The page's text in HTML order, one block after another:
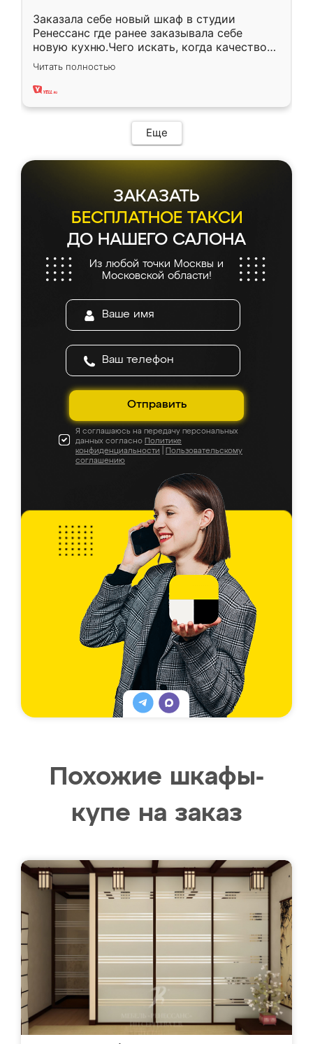
Заказала себе новый шкаф в студии
Ренессанс где ранее заказывала себе
новую кухню.Чего искать, когда качеством
вполне довольна. Служит кухня уже почти
два года, нареканий нет.
Читать полностью
Еще
ЗАКАЗАТЬ
БЕСПЛАТНОЕ ТАКСИ
ДО НАШЕГО САЛОНА
Из любой точки Москвы и
Московской области!
Отправить
Я соглашаюсь на передачу персональных
данных согласно Политике
конфиденциальности
Пользовательскому
соглашению
Похожие шкафы-
купе на заказ